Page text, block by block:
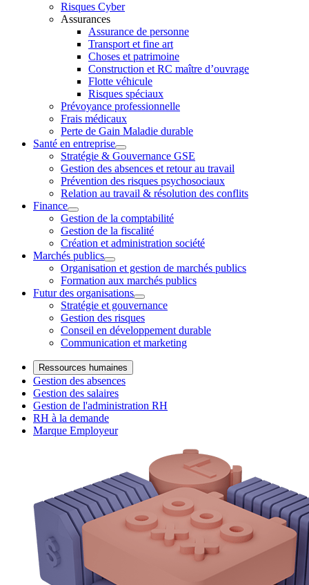
Risques Cyber
Assurances
Assurance de personne
Transport et fine art
Choses et patrimoine
Construction et RC maître d’ouvrage
Flotte véhicule
Risques spéciaux
Prévoyance professionnelle
Frais médicaux
Perte de Gain Maladie durable
Santé en entreprise
Stratégie & Gouvernance GSE
Gestion des absences et retour au travail
Prévention des risques psychosociaux
Relation au travail & résolution des conflits
Finance
Gestion de la comptabilité
Gestion de la fiscalité
Création et administration société
Marchés publics
Organisation et gestion de marchés publics
Formation aux marchés publics
Futur des organisations
Stratégie et gouvernance
Gestion des risques
Conseil en développement durable
Communication et marketing
Ressources humaines
Gestion des absences
Gestion des salaires
Gestion de l'administration RH
RH à la demande
Marque Employeur